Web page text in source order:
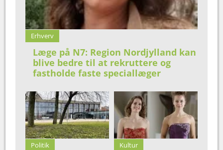
Erhverv
Læge på N7: Region Nordjylland kan
blive bedre til at rekruttere og
fastholde faste speciallæger
Politik Kultur